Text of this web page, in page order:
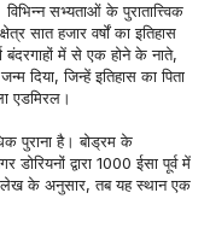
सभ्यताओं के पुरातात्त्विक
सात हजार वर्षों का इतिहास
बंदरगाहों में से एक होने के नाते,
दिया, जिन्हें इतिहास का पिता
एडमिरल।
पुराना है। बोड्रम के
द्वारा 1000 ईसा पूर्व में
लेख के अनुसार, तब यह स्थान एक